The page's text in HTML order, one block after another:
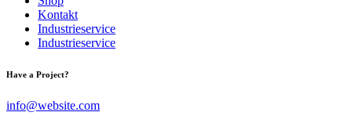
Kontakt
Industrieservice
Industrieservice
Have a Project?
info@website.com